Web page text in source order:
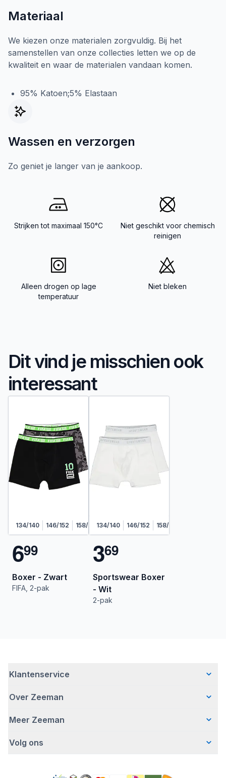
Materiaal
We kiezen onze materialen zorgvuldig. Bij het
samenstellen van onze collecties letten we op de
kwaliteit en waar de materialen vandaan komen.
95% Katoen;5% Elastaan
Wassen en verzorgen
Zo geniet je langer van je aankoop.
Strijken tot maximaal 150°C
Niet geschikt voor chemisch
reinigen
Alleen drogen op lage
temperatuur
Niet bleken
Dit vind je misschien ook
interessant
134/140 146/152 158/164 170/176
699
Boxer - Zwart
FIFA, 2-pak
134/140 146/152 158/164
369
Sportswear Boxer
- Wit
2-pak
Klantenservice
Veelgestelde vragen
Bezorgen
Retourneren
Over Zeeman
Wie wij zijn
Hoe wij verantwoord ondernemen
Meer Zeeman
Veiligheidswaarschuwing
Volg ons